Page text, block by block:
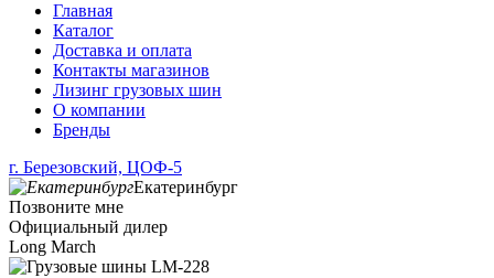
Главная
Каталог
Доставка и оплата
Контакты магазинов
Лизинг грузовых шин
О компании
Бренды
г. Березовский, ЦОФ-5
Екатеринбург
Позвоните мне
Официальный дилер
Long March